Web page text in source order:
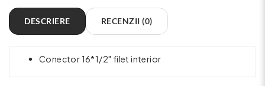
DESCRIERE RECENZII (0)
Conector 16*1/2" filet interior